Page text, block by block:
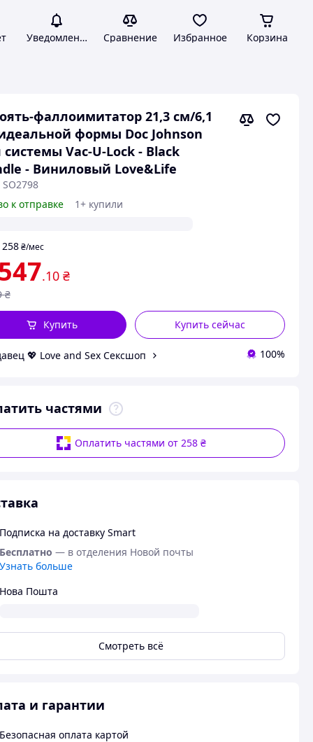
Уведомления Сравнение Избранное Корзина
фаллоимитатор 21,3 см/6,1
формы Doc Johnson
системы Vac-U-Lock - Black
- Виниловый Love&Life
к отправке
1+ купили
258 ₴/мес
.10 ₴
₴
Купить сейчас
Купить
💖 Love and Sex Сексшоп 100%
частями
Оплатить частями от 258 ₴
Подписка на доставку Smart
Бесплатно — в отделения Новой почты
Узнать больше
Нова Пошта
Смотреть всё
и гарантии
Безопасная оплата картой